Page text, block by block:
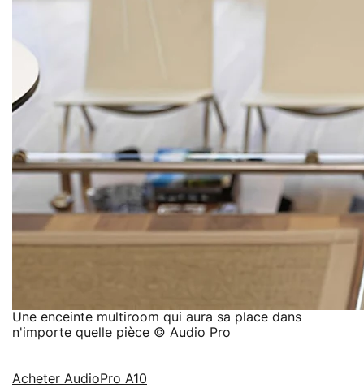
Une enceinte multiroom qui aura sa place dans
n'importe quelle pièce © Audio Pro
Acheter AudioPro A10